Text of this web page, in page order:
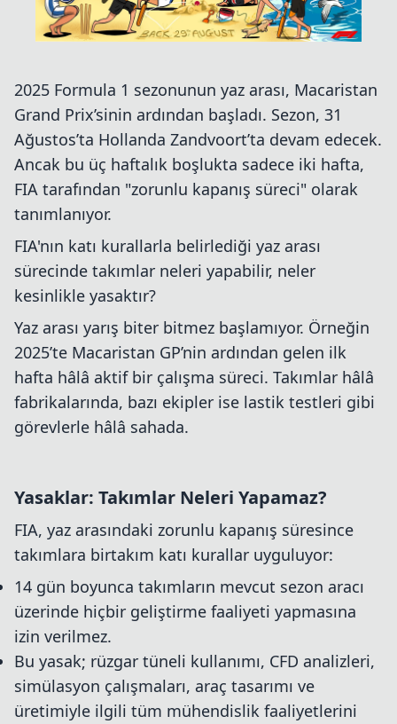
2025 Formula 1 sezonunun yaz arası, Macaristan
Grand Prix’sinin ardından başladı. Sezon, 31
Ağustos’ta Hollanda Zandvoort’ta devam edecek.
Ancak bu üç haftalık boşlukta sadece iki hafta,
FIA tarafından "zorunlu kapanış süreci" olarak
tanımlanıyor.
FIA'nın katı kurallarla belirlediği yaz arası
sürecinde takımlar neleri yapabilir, neler
kesinlikle yasaktır?
Yaz arası yarış biter bitmez başlamıyor. Örneğin
2025’te Macaristan GP’nin ardından gelen ilk
hafta hâlâ aktif bir çalışma süreci. Takımlar hâlâ
fabrikalarında, bazı ekipler ise lastik testleri gibi
görevlerle hâlâ sahada.
Yasaklar: Takımlar Neleri Yapamaz?
FIA, yaz arasındaki zorunlu kapanış süresince
takımlara birtakım katı kurallar uyguluyor:
14 gün boyunca takımların mevcut sezon aracı
üzerinde hiçbir geliştirme faaliyeti yapmasına
izin verilmez.
Bu yasak; rüzgar tüneli kullanımı, CFD analizleri,
simülasyon çalışmaları, araç tasarımı ve
üretimiyle ilgili tüm mühendislik faaliyetlerini